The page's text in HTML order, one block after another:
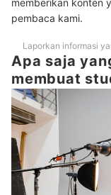
pembaca kami.
Laporkan informasi
Apa saja
membuat